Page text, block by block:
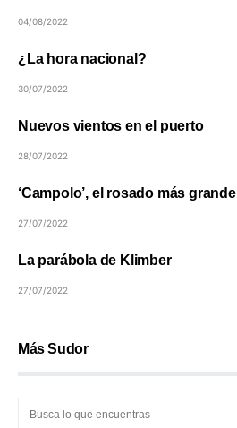
04/08/2022
¿La hora nacional?
30/07/2022
Nuevos vientos en el puerto
28/07/2022
‘Campolo’, el rosado más grande
27/07/2022
La parábola de Klimber
27/07/2022
Más Sudor